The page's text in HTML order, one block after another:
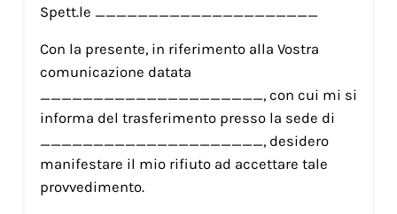
Spett.le _____________________
Con la presente, in riferimento alla Vostra
comunicazione datata
_____________________, con cui mi si
informa del trasferimento presso la sede di
_____________________, desidero
manifestare il mio rifiuto ad accettare tale
provvedimento.